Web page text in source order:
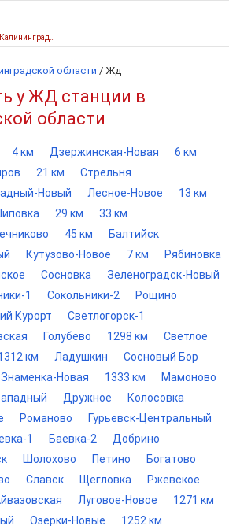
области / Жд
у ЖД станции в
области
4 км Дзержинская-Новая
6 км
21 км
Стрельня
Новый Лесное-Новое
13 км
29 км
33 км
45 км
Балтийск
Кутузово-Новое 7 км
Рябиновка
Сосновка
Зеленоградск-Новый
1 Сокольники-2
Рощино
Курорт
Светлогорск-1
Голубево 1298 км
Светлое
км Ладушкин
Сосновый Бор
Знаменка-Новая 1333 км
Мамоново
Дружное
Колосовка
Романово
Гурьевск-Центральный
1 Баевка-2
Добрино
Шолохово Петино
Богатово
Славск Щегловка
Ржевское
Луговое-Новое
1271 км
Озерки-Новые
1252 км